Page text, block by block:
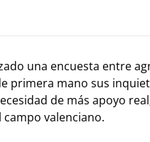
una encuesta entre
primera mano sus
de más apoyo
valenciano.